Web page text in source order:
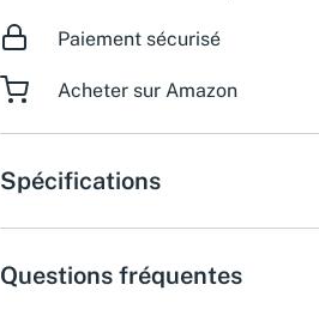
Paiement sécurisé
Acheter sur Amazon
Spécifications
Questions fréquentes